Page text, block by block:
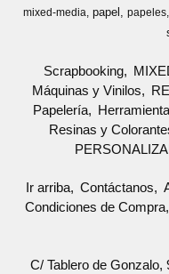
mixed-media papel papeles
Scrapbooking
Máquinas y Vinilos
Papelería
Resinas y
Ir arriba Contáctanos
Condiciones de Compra
C/ Tablero de